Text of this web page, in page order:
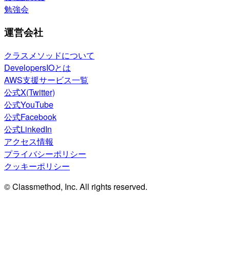
勉強会
運営会社
クラスメソッドについて
DevelopersIOとは
AWS支援サービス一覧
公式X(Twitter)
公式YouTube
公式Facebook
公式LinkedIn
アクセス情報
プライバシーポリシー
クッキーポリシー
© Classmethod, Inc. All rights reserved.